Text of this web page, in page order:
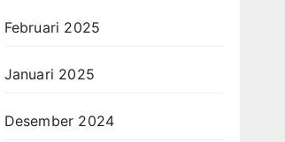
Februari 2025
Januari 2025
Desember 2024